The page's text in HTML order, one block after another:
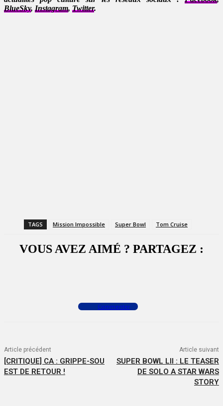
BlueSky, Instagram, Twitter.
TAGS Mission Impossible Super Bowl Tom Cruise
VOUS AVEZ AIMÉ ? PARTAGEZ :
Commenter
Article précédent
[CRITIQUE] CA : GRIPPE-SOU
EST DE RETOUR !
Article suivant
SUPER BOWL LII : LE TEASER
DE SOLO A STAR WARS
STORY